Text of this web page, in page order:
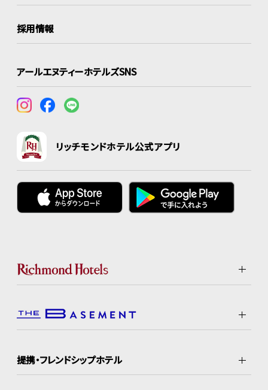
採用情報
アールエヌティーホテルズSNS
リッチモンドホテル公式アプリ
提携・フレンドシップホテル